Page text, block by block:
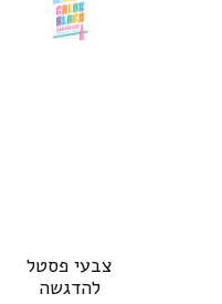
צבעי פסטל
להדגשה